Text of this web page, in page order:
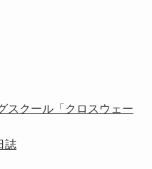
スクール「クロスウェー
誌